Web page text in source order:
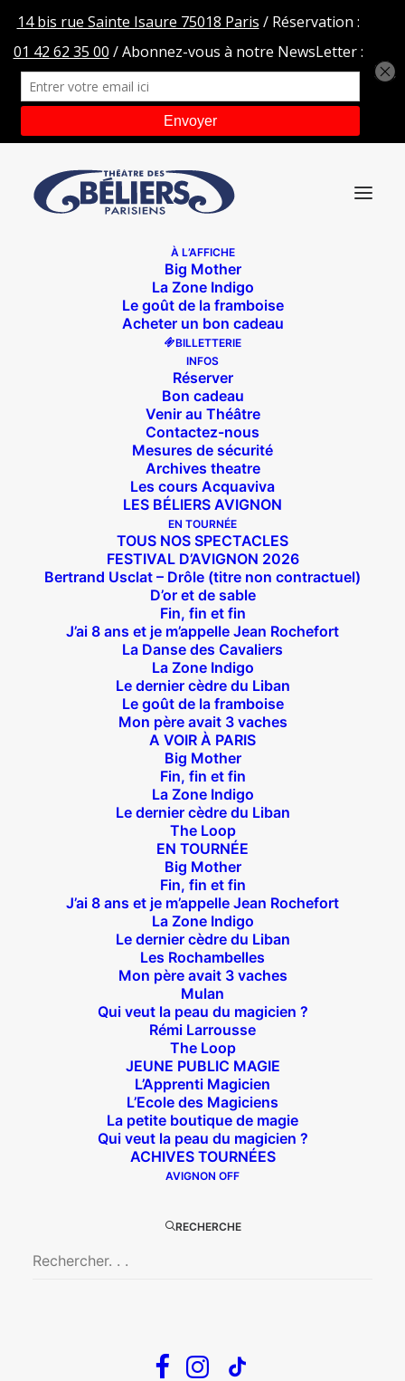
À L’AFFICHE
Big Mother
La Zone Indigo
Le goût de la framboise
Acheter un bon cadeau
BILLETTERIE
INFOS
Réserver
Bon cadeau
Venir au Théâtre
Contactez-nous
Mesures de sécurité
Archives theatre
Les cours Acquaviva
LES BÉLIERS AVIGNON
EN TOURNÉE
TOUS NOS SPECTACLES
FESTIVAL D’AVIGNON 2026
Bertrand Usclat – Drôle (titre non contractuel)
D’or et de sable
Fin, fin et fin
J’ai 8 ans et je m’appelle Jean Rochefort
La Danse des Cavaliers
La Zone Indigo
Le dernier cèdre du Liban
Le goût de la framboise
Mon père avait 3 vaches
A VOIR À PARIS
Big Mother
Fin, fin et fin
La Zone Indigo
Le dernier cèdre du Liban
The Loop
EN TOURNÉE
Big Mother
Fin, fin et fin
J’ai 8 ans et je m’appelle Jean Rochefort
La Zone Indigo
Le dernier cèdre du Liban
Les Rochambelles
Mon père avait 3 vaches
Mulan
Qui veut la peau du magicien ?
Rémi Larrousse
The Loop
JEUNE PUBLIC MAGIE
L’Apprenti Magicien
L’Ecole des Magiciens
La petite boutique de magie
Qui veut la peau du magicien ?
ACHIVES TOURNÉES
AVIGNON OFF
RECHERCHE
IMG_4517-bd
Accueil MégaZilla Bémol IMG_4517-bd
Suivez nous !
Théâtre des Béliers Parisiens
14 bis rue Sainte Isaure 75018 Paris– M° Jules
Joffrin / Simplon – Loc :01 42 62 35 00
À l’affiche
Big Mother
La Zone Indigo
Le goût de la framboise
Fin, fin et fin
Confidences d’un illusionniste